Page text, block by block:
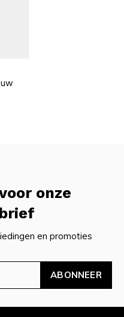
onze
en promoties
ABONNEER